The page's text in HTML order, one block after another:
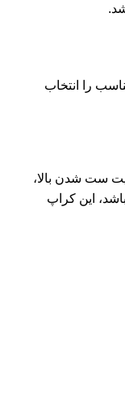
را انتخاب
ست شدن بالا،
این کراپ